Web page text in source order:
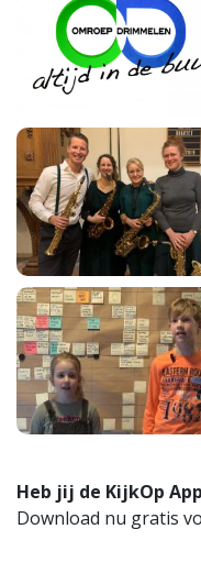
Heb jij de KijkOp
Download nu gratis